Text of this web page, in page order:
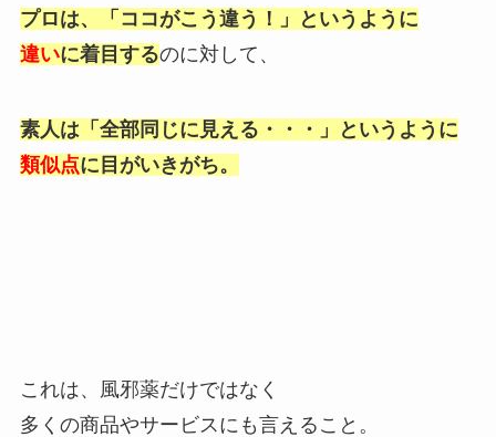
プロは、「ココがこう違う！」というように
違いに着目するのに対して、
素人は「全部同じに見える・・・」というように
類似点に目がいきがち。
これは、風邪薬だけではなく
多くの商品やサービスにも言えること。